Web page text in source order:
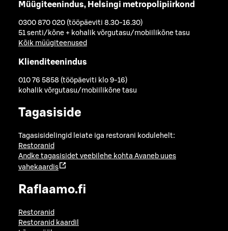
Müügiteenindus, Helsingi metropolipiirkond
0300 870 020 (tööpäeviti 8.30-16.30)
51 senti/kõne + kohalik võrgutasu/mobiilikõne tasu
Kõik müügiteenused
Klienditeenindus
010 76 5858 (tööpäeviti klo 9-16)
kohalik võrgutasu/mobiilikõne tasu
Tagasiside
Tagasisidelingid leiate iga restorani kodulehelt:
Restoranid
Andke tagasisidet veebilehe kohta Avaneb uues
vahekaardis
Raflaamo.fi
Restoranid
Restoranid kaardil